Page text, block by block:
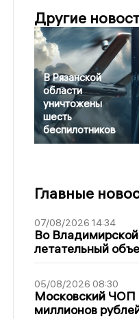
Другие
В Рязанской
области
уничтожены
шесть
беспилотников
Главные
07/08/2026 14:34
Во
летательный
05/08/2026 08:30
Московский ЧОП
миллионов